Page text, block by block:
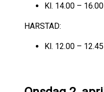
Kl. 14.00 – 16.00
HARSTAD:
Kl. 12.00 – 12.45